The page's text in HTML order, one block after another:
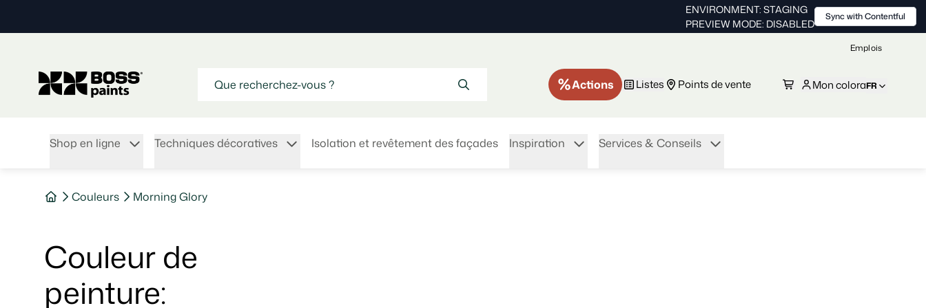
Emplois
Actions Listes Points de vente Mon coloraFR
Shop en ligne Techniques décoratives Isolation et revêtement des façades Inspiration Services & Conseils
Couleurs Morning Glory
Couleur de
peinture:
ENVIRONMENT: STAGING
PREVIEW MODE: DISABLED
Sync with Contentful